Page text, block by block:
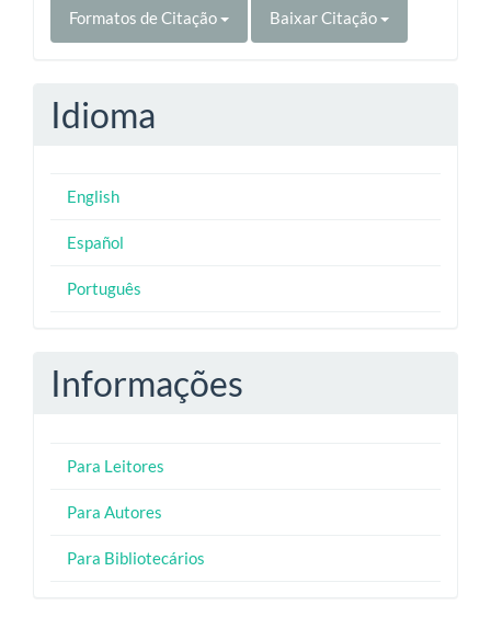
Formatos de Citação Baixar Citação
Idioma
English
Español
Português
Informações
Para Leitores
Para Autores
Para Bibliotecários